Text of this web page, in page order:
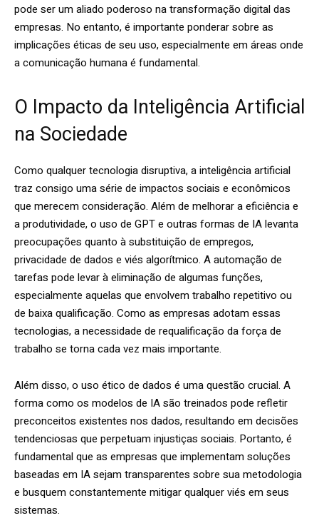
pode ser um aliado poderoso na transformação digital das
empresas. No entanto, é importante ponderar sobre as
implicações éticas de seu uso, especialmente em áreas onde
a comunicação humana é fundamental.
O Impacto da Inteligência Artificial
na Sociedade
Como qualquer tecnologia disruptiva, a inteligência artificial
traz consigo uma série de impactos sociais e econômicos
que merecem consideração. Além de melhorar a eficiência e
a produtividade, o uso de GPT e outras formas de IA levanta
preocupações quanto à substituição de empregos,
privacidade de dados e viés algorítmico. A automação de
tarefas pode levar à eliminação de algumas funções,
especialmente aquelas que envolvem trabalho repetitivo ou
de baixa qualificação. Como as empresas adotam essas
tecnologias, a necessidade de requalificação da força de
trabalho se torna cada vez mais importante.
Além disso, o uso ético de dados é uma questão crucial. A
forma como os modelos de IA são treinados pode refletir
preconceitos existentes nos dados, resultando em decisões
tendenciosas que perpetuam injustiças sociais. Portanto, é
fundamental que as empresas que implementam soluções
baseadas em IA sejam transparentes sobre sua metodologia
e busquem constantemente mitigar qualquer viés em seus
sistemas.